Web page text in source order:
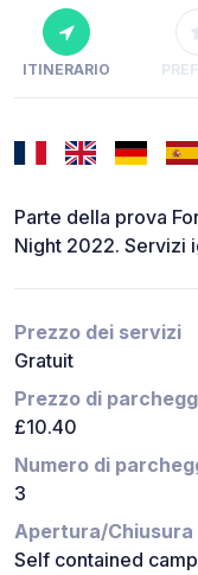
ITINERARIO
Parte della prova
Night 2022. Servizi
Prezzo dei servizi
Gratuit
Prezzo di
£10.40
Numero di
3
Apertura/Chiusura
Self contained